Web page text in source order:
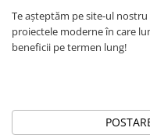
Te așteptăm pe site-ul
proiectele moderne în care
beneficii pe termen lung!